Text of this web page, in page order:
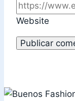
Website